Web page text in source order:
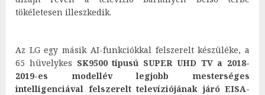
tökéletesen illeszkedik.
Az LG egy másik AI-funkciókkal felszerelt készüléke, a
65 hüvelykes SK9500 típusú SUPER UHD TV a 2018-
2019-es modellév legjobb mesterséges
intelligenciával felszerelt televíziójának járó EISA-